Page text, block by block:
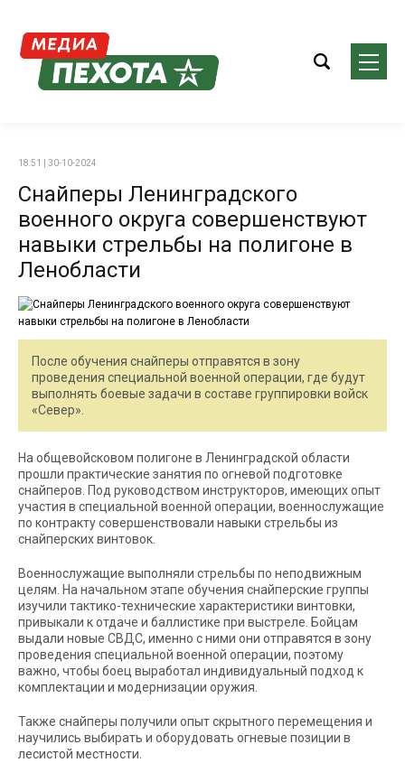
18:51 | 30-10-2024
Снайперы Ленинградского
военного округа совершенствуют
навыки стрельбы на полигоне в
Ленобласти
После обучения снайперы отправятся в зону
проведения специальной военной операции, где будут
выполнять боевые задачи в составе группировки войск
«Север».
На общевойсковом полигоне в Ленинградской области
прошли практические занятия по огневой подготовке
снайперов. Под руководством инструкторов, имеющих опыт
участия в специальной военной операции, военнослужащие
по контракту совершенствовали навыки стрельбы из
снайперских винтовок.
Военнослужащие выполняли стрельбы по неподвижным
целям. На начальном этапе обучения снайперские группы
изучили тактико-технические характеристики винтовки,
привыкали к отдаче и баллистике при выстреле. Бойцам
выдали новые СВДС, именно с ними они отправятся в зону
проведения специальной военной операции, поэтому
важно, чтобы боец выработал индивидуальный подход к
комплектации и модернизации оружия.
Также снайперы получили опыт скрытного перемещения и
научились выбирать и оборудовать огневые позиции в
лесистой местности.